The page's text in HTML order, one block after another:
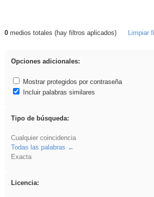
Resultados de: Novela
0medios totales (hay filtros aplicados) Limpiar
Opciones adicionales:
Mostrar protegidos por contraseña
Incluir palabras similares
Tipo de búsqueda:
Cualquier coincidencia
Todas las palabras
Exacta
Licencia: